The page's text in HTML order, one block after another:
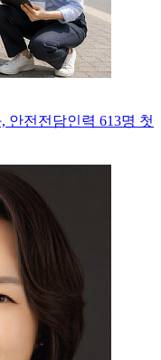
안전전담인력 613명 첫